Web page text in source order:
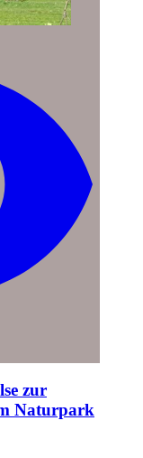
zur
Naturpark